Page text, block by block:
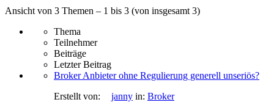
Ansicht von 3 Themen – 1 bis 3 (von insgesamt 3)
Thema
Teilnehmer
Beiträge
Letzter Beitrag
Broker Anbieter ohne Regulierung generell unseriös?
Erstellt von:
janny in: Broker